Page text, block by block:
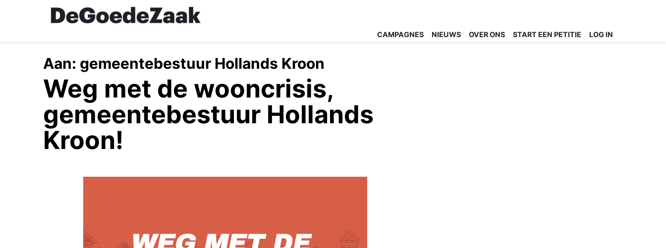
content
CAMPAGNES NIEUWS OVER ONS START EEN PETITIE LOG IN
Aan: gemeentebestuur Hollands Kroon
Weg met de wooncrisis,
gemeentebestuur Hollands
Kroon!